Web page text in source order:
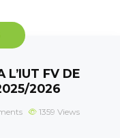
L’IUT FV DE
2026
1359 Views